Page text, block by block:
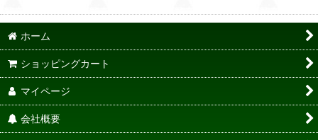
ホーム
ショッピングカート
マイページ
会社概要